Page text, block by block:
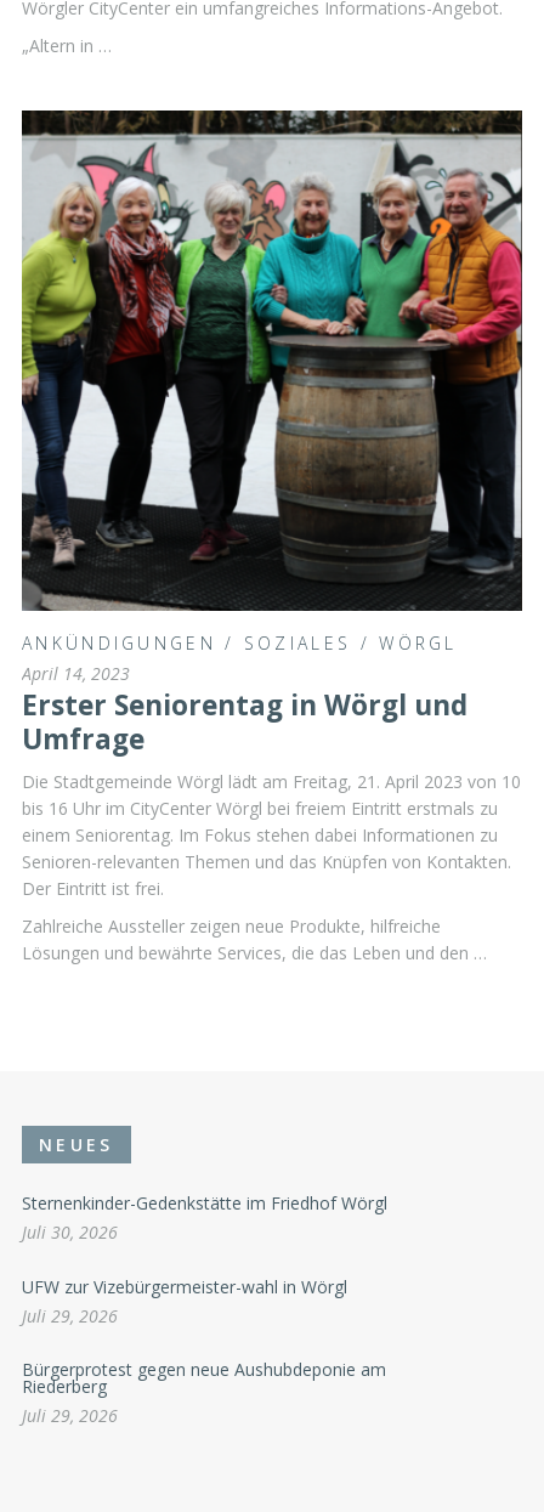
Wörgler CityCenter ein umfangreiches Informations-Angebot.
„Altern in …
ANKÜNDIGUNGEN / SOZIALES /WÖRGL
April 14, 2023
Erster Seniorentag in Wörgl und
Umfrage
Die Stadtgemeinde Wörgl lädt am Freitag, 21. April 2023 von 10
bis 16 Uhr im CityCenter Wörgl bei freiem Eintritt erstmals zu
einem Seniorentag. Im Fokus stehen dabei Informationen zu
Senioren-relevanten Themen und das Knüpfen von Kontakten.
Der Eintritt ist frei.
Zahlreiche Aussteller zeigen neue Produkte, hilfreiche
Lösungen und bewährte Services, die das Leben und den …
NEUES
Sternenkinder-Gedenkstätte im Friedhof Wörgl
Juli 30, 2026
UFW zur Vizebürgermeister-wahl in Wörgl
Juli 29, 2026
Bürgerprotest gegen neue Aushubdeponie am
Riederberg
Juli 29, 2026